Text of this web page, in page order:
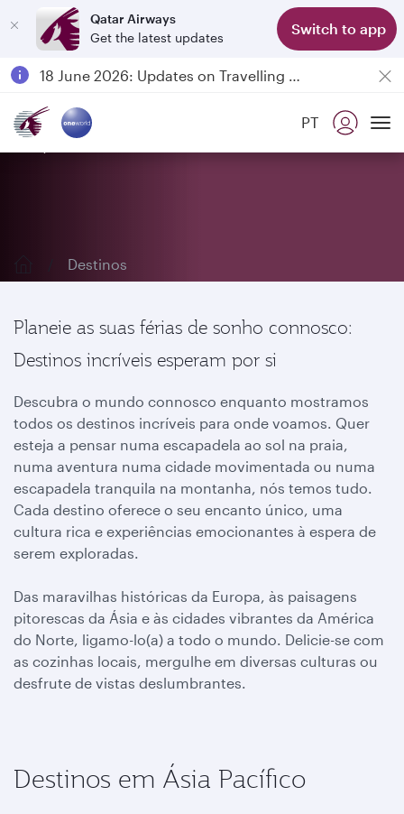
Qatar Airways
Get the latest updates
Switch to app
Passengers flying between Doha and Auckland on QR914 and QR915
18 June 2026: Updates on Travelling with Power Banks
PT
Explore os nossos destinos
Destinos
Planeie as suas férias de sonho connosco:
Destinos incríveis esperam por si
Descubra o mundo connosco enquanto mostramos
todos os destinos incríveis para onde voamos. Quer
esteja a pensar numa escapadela ao sol na praia,
numa aventura numa cidade movimentada ou numa
escapadela tranquila na montanha, nós temos tudo.
Cada destino oferece o seu encanto único, uma
cultura rica e experiências emocionantes à espera de
serem exploradas.
Das maravilhas históricas da Europa, às paisagens
pitorescas da Ásia e às cidades vibrantes da América
do Norte, ligamo-lo(a) a todo o mundo. Delicie-se com
as cozinhas locais, mergulhe em diversas culturas ou
desfrute de vistas deslumbrantes.
Destinos em Ásia Pacífico